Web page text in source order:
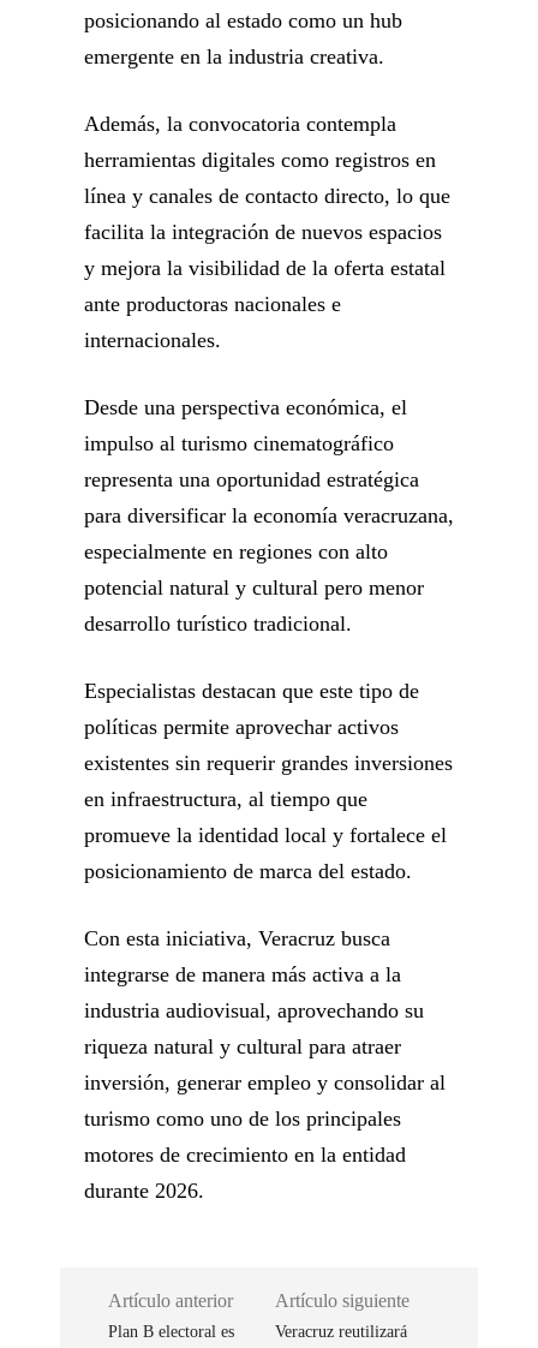
posicionando al estado como un hub
emergente en la industria creativa.
Además, la convocatoria contempla
herramientas digitales como registros en
línea y canales de contacto directo, lo que
facilita la integración de nuevos espacios
y mejora la visibilidad de la oferta estatal
ante productoras nacionales e
internacionales.
Desde una perspectiva económica, el
impulso al turismo cinematográfico
representa una oportunidad estratégica
para diversificar la economía veracruzana,
especialmente en regiones con alto
potencial natural y cultural pero menor
desarrollo turístico tradicional.
Especialistas destacan que este tipo de
políticas permite aprovechar activos
existentes sin requerir grandes inversiones
en infraestructura, al tiempo que
promueve la identidad local y fortalece el
posicionamiento de marca del estado.
Con esta iniciativa, Veracruz busca
integrarse de manera más activa a la
industria audiovisual, aprovechando su
riqueza natural y cultural para atraer
inversión, generar empleo y consolidar al
turismo como uno de los principales
motores de crecimiento en la entidad
durante 2026.
Artículo anterior
Plan B electoral es
Artículo siguiente
Veracruz reutilizará